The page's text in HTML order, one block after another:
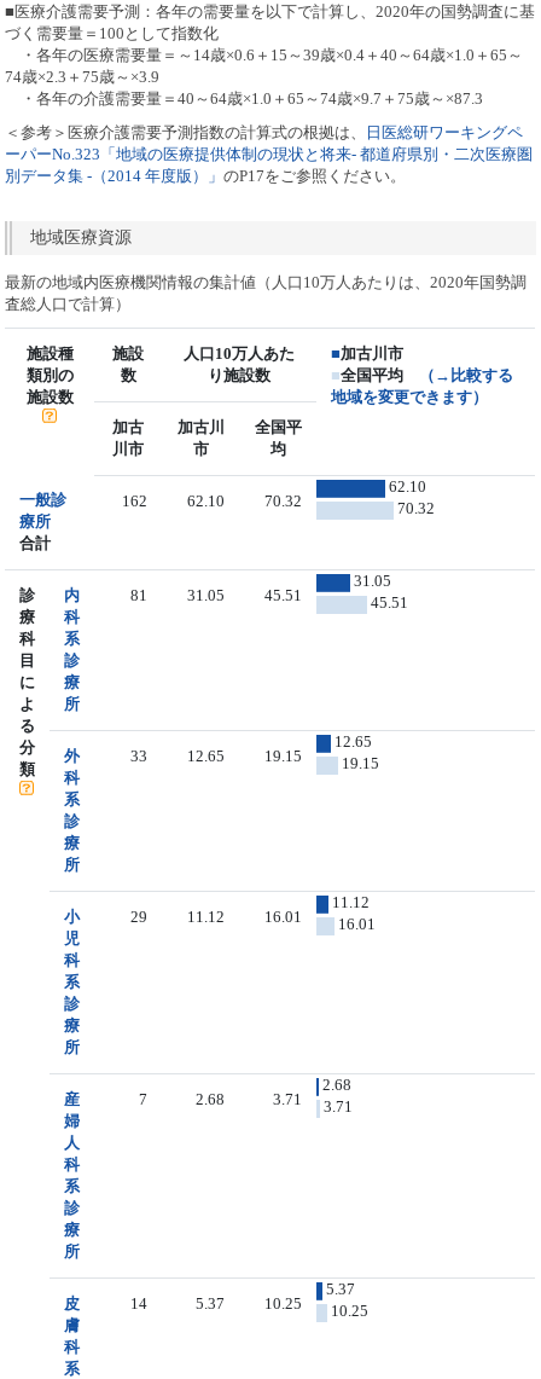
■医療介護需要予測：各年の需要量を以下で計算し、2020年の国勢調査に基
づく需要量＝100として指数化
・各年の医療需要量＝～14歳×0.6＋15～39歳×0.4＋40～64歳×1.0＋65～
74歳×2.3＋75歳～×3.9
・各年の介護需要量＝40～64歳×1.0＋65～74歳×9.7＋75歳～×87.3
＜参考＞医療介護需要予測指数の計算式の根拠は、
日医総研ワーキングペ
ーパーNo.323「地域の医療提供体制の現状と将来- 都道府県別・二次医療圏
別データ集 -（2014 年度版）」のP17をご参照ください。
地域医療資源
最新の地域内医療機関情報の集計値（人口10万人あたりは、2020年国勢調
査総人口で計算）
施設種
類別の
施設数
施設
数
人口10万人あた
り施設数
■加古川市
■全国平均
（→比較する
地域を変更できます）
加古
川市
加古川
市
全国平
均
一般診
療所
合計
162 62.10 70.32
62.10
70.32
診
療
科
目
に
よ
る
分
類
内
科
系
診
療
所
81 31.05 45.51
31.05
45.51
外
科
系
診
療
所
33 12.65 19.15
12.65
19.15
小
児
科
系
診
療
所
29 11.12 16.01
11.12
16.01
産
婦
人
科
系
診
療
所
7 2.68 3.71
2.68
3.71
皮
膚
科
系
14 5.37 10.25
5.37
10.25